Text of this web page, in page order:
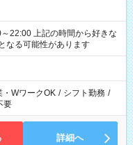
から好きな
なる可能性があります
・WワークOK / シフト勤務 /
要
詳細へ